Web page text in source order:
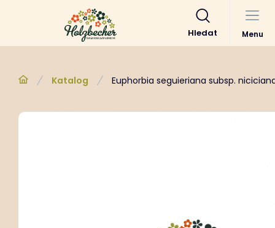
Hledat Menu
Katalog Euphorbia seguieriana subsp.